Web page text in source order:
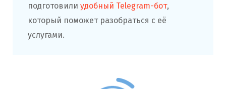
подготовили удобный Telegram-бот,
который поможет разобраться с её
услугами.